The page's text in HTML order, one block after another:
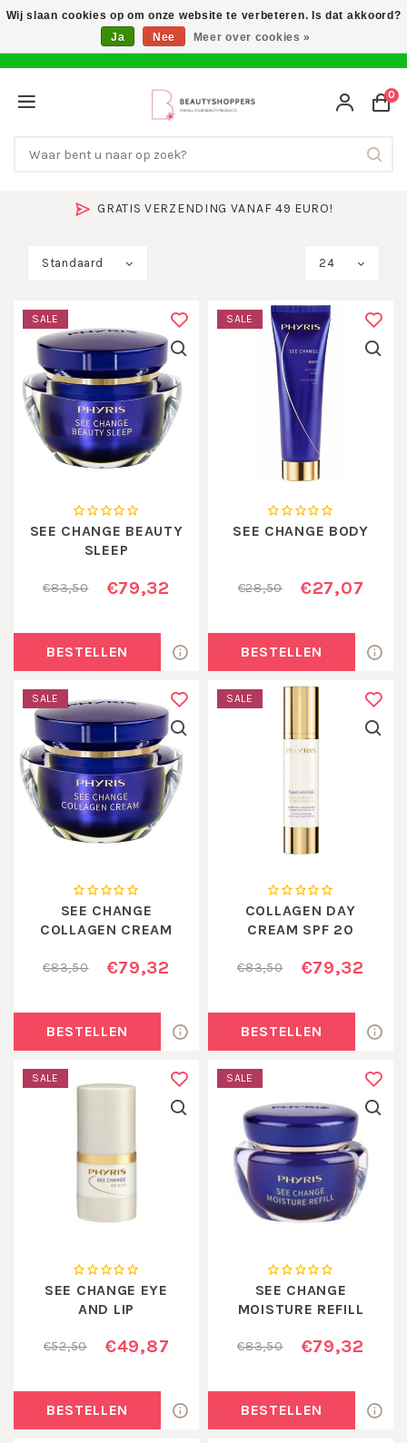
GRATIS VERZENDING VANAF 49 EURO!
0
Standaard 24
SALE
SEE CHANGE BEAUTY
SLEEP
€83,50 €79,32
BESTELLEN
SALE
SEE CHANGE BODY
€28,50 €27,07
BESTELLEN
SALE
SEE CHANGE
COLLAGEN CREAM
€83,50 €79,32
BESTELLEN
SALE
COLLAGEN DAY
CREAM SPF 20
€83,50 €79,32
BESTELLEN
SALE
SEE CHANGE EYE
AND LIP
€52,50 €49,87
BESTELLEN
SALE
SEE CHANGE
MOISTURE REFILL
€83,50 €79,32
BESTELLEN
Wij slaan cookies op om onze website te verbeteren. Is dat akkoord?
Ja
Nee Meer over cookies »